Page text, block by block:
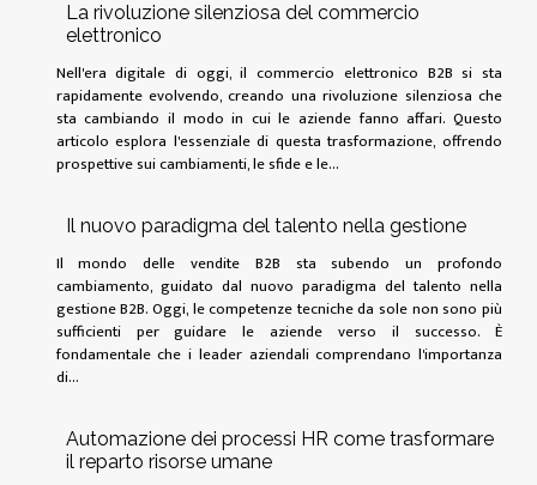
La rivoluzione silenziosa del commercio
elettronico
Nell'era digitale di oggi, il commercio elettronico B2B si sta
rapidamente evolvendo, creando una rivoluzione silenziosa che
sta cambiando il modo in cui le aziende fanno affari. Questo
articolo esplora l'essenziale di questa trasformazione, offrendo
prospettive sui cambiamenti, le sfide e le...
Il nuovo paradigma del talento nella gestione
Il mondo delle vendite B2B sta subendo un profondo
cambiamento, guidato dal nuovo paradigma del talento nella
gestione B2B. Oggi, le competenze tecniche da sole non sono più
sufficienti per guidare le aziende verso il successo. È
fondamentale che i leader aziendali comprendano l'importanza
di...
Automazione dei processi HR come trasformare
il reparto risorse umane